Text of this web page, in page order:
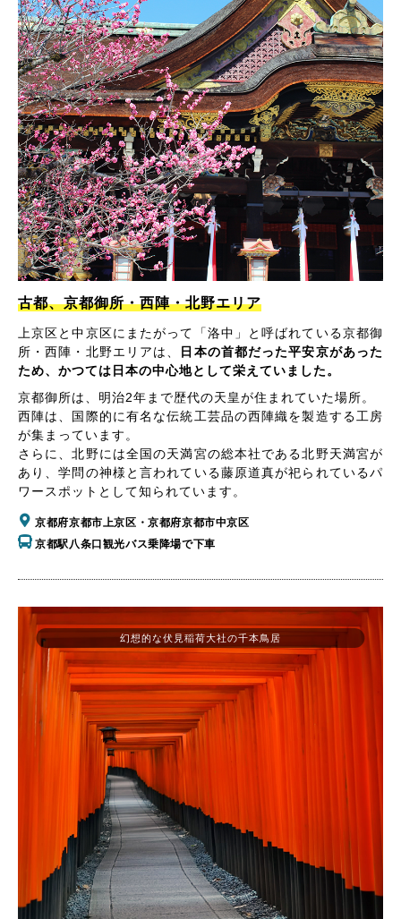
古都、京都御所・西陣・北野エリア
上京区と中京区にまたがって「洛中」と呼ばれている京都御
所・西陣・北野エリアは、
日本の首都だった平安京があった
ため、かつては日本の中心地として栄えていました。
京都御所は、明治2年まで歴代の天皇が住まれていた場所。
西陣は、国際的に有名な伝統工芸品の西陣織を製造する工房
が集まっています。
さらに、北野には全国の天満宮の総本社である北野天満宮が
あり、学問の神様と言われている藤原道真が祀られているパ
ワースポットとして知られています。
京都府京都市上京区・京都府京都市中京区
京都駅八条口観光バス乗降場で下車
幻想的な伏見稲荷大社の千本鳥居